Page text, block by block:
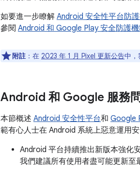
如要進一步瞭解 Android 安全性平台防
參閱 Android 和 Google Play 安全防護
附註 ：在 2023 年 1 月 Pixel 更新公告中，
Android 和 Google 服務
本節概述 Android 安全性平台和 Google
範有心人士在 Android 系統上惡意運用
Android 平台持續推出新版本強化
我們建議所有使用者盡可能更新至